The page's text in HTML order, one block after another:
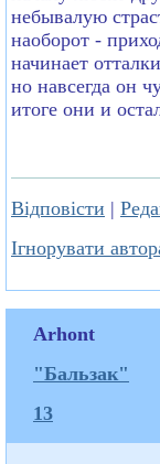
небывалую
наоборот -
начинает
но навсегда он
итоге они и
Відповісти |
Ігнорувати
Arhont
"Бальзак"
13